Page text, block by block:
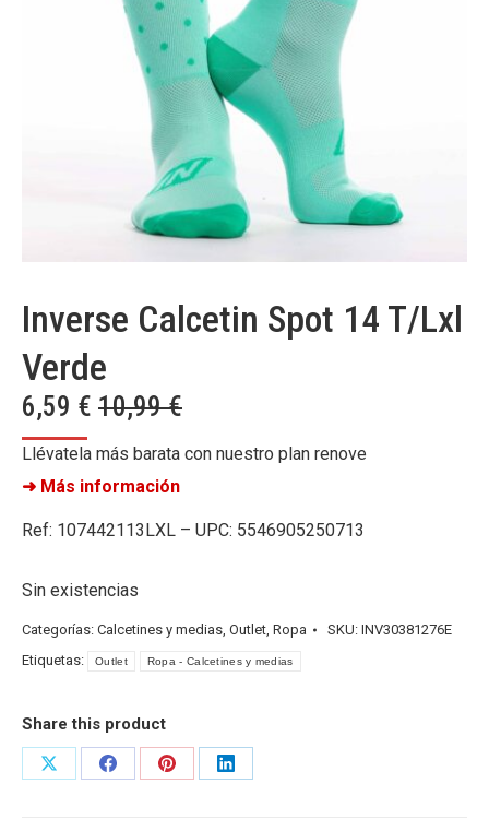
Inverse Calcetin Spot 14 T/Lxl
Verde
6,59 € 10,99€
Llévatela más barata con nuestro plan renove
➜ Más información
Ref: 107442113LXL – UPC: 5546905250713
Sin existencias
Categorías: Calcetines y medias, Outlet, Ropa SKU: INV30381276E
Etiquetas:
Outlet Ropa - Calcetines y medias
Share this product
Share
Share
Share
Share